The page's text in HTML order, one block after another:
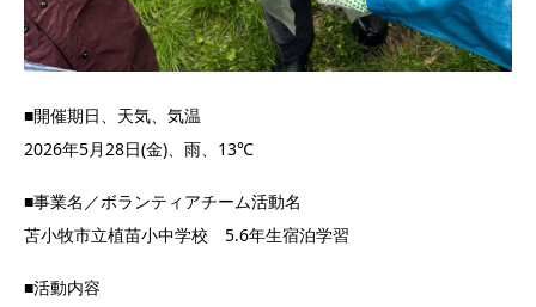
■開催期日、天気、気温
2026年5月28日(金)、雨、13℃
■事業名／ボランティアチーム活動名
苫小牧市立植苗小中学校 5.6年生宿泊学習
■活動内容